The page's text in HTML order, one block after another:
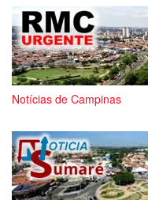
Notícias de Campinas